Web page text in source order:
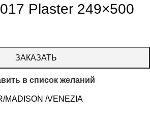
Plaster 249×500
ЗАКАЗАТЬ
в список желаний
MADISON /VENEZIA